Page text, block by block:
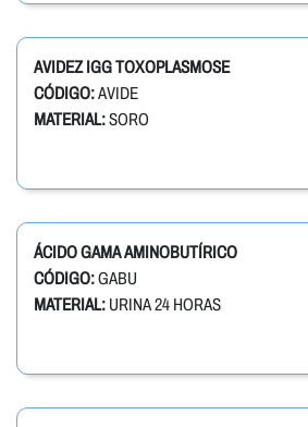
AVIDEZ IGG TOXOPLASMOSE
CÓDIGO:AVIDE
MATERIAL:SORO
ÁCIDO GAMA AMINOBUTÍRICO
CÓDIGO:GABU
MATERIAL: URINA 24 HORAS